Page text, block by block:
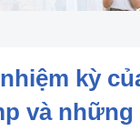
kỳ
và những